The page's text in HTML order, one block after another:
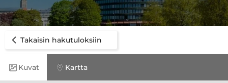
Takaisin hakutuloksiin
Kuvat Kartta